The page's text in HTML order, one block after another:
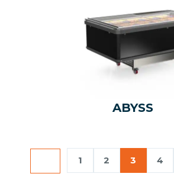
ABYSS
1 2 3 4